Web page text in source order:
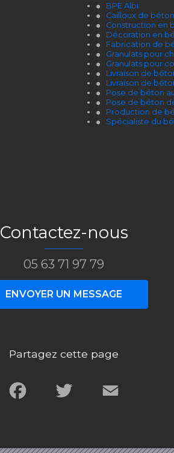
BPE Albi
Cailloux de
Construction en
Décoration en
Fabrication de
Granulats pour
Granulats pour
Livraison de
Livraison de
Pose de béton
Pose de béton
Production de
Spécialiste du
Contactez-nous
05 63 71 97 79
ENVOYER UN MESSAGE
Partagez cette page